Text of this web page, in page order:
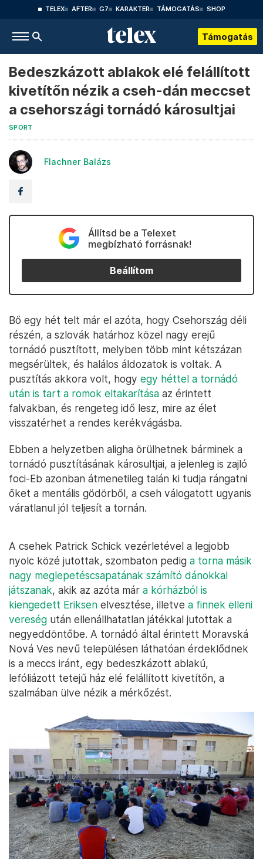
TELEX AFTER G7 KARAKTER TÁMOGATÁS SHOP
Támogatás
Bedeszkázott ablakok elé felállított
kivetítőn nézik a cseh-dán meccset
a csehországi tornádó károsultjai
SPORT
Flachner Balázs
Állítsd be a Telexet
megbízható forrásnak!
Beállítom
Bő egy hét telt már el azóta, hogy Csehország déli
részén, a szlovák határhoz közel nagy erejű
tornádó pusztított, melyben több mint kétszázan
megsérültek, és halálos áldozatok is voltak. A
pusztítás akkora volt, hogy egy héttel a tornádó
után is tart a romok eltakarítása az érintett
falvakban, és rengeteg idő lesz, mire az élet
visszatérhet a rendes kerékvágásba.
Ebben a helyzetben aligha örülhetnek bárminek a
tornádó pusztításának károsultjai, a jelenleg is zajló
foci-Eb azonban átmenetileg talán ki tudja rángatni
őket a mentális gödörből, a cseh válogatott ugyanis
váratlanul jól teljesít a tornán.
A csehek Patrick Schick vezérletével a legjobb
nyolc közé jutottak, szombaton pedig a torna másik
nagy meglepetéscsapatának számító dánokkal
játszanak, akik az azóta már a kórházból is
kiengedett Eriksen elvesztése, illetve a finnek elleni
vereség után ellenállhatatlan játékkal jutottak a
negyeddöntőbe. A tornádó által érintett Moravská
Nová Ves nevű településen láthatóan érdeklődnek
is a meccs iránt, egy bedeszkázott ablakú,
lefóliázott tetejű ház elé felállított kivetítőn, a
szalmában ülve nézik a mérkőzést.